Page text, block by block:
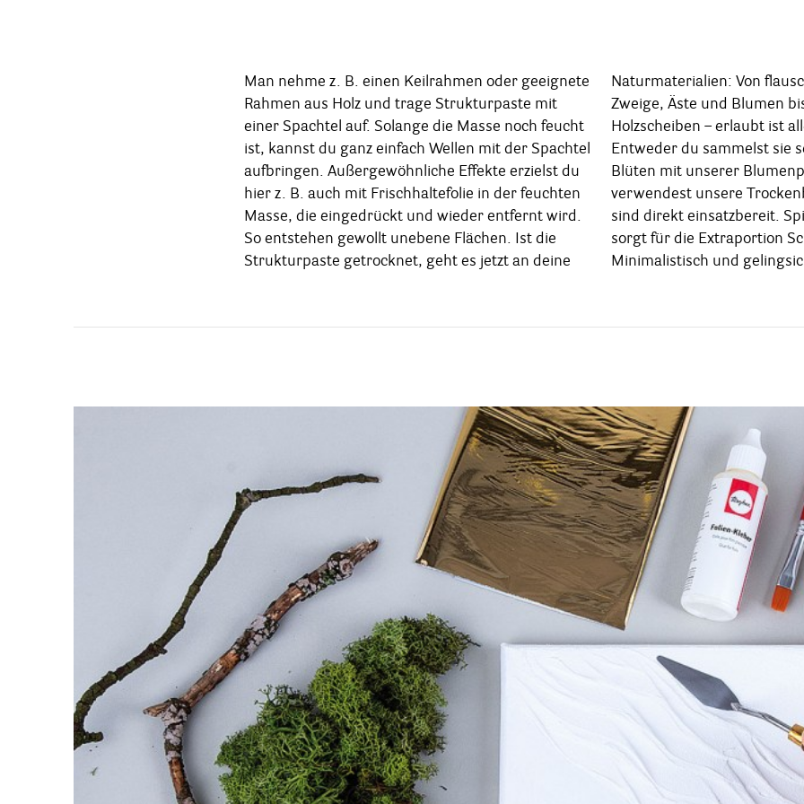
Man nehme z. B. einen Keilrahmen oder geeignete
Rahmen aus Holz und trage Strukturpaste mit
einer Spachtel auf. Solange die Masse noch feucht
ist, kannst du ganz einfach Wellen mit der Spachtel
aufbringen. Außergewöhnliche Effekte erzielst du
hier z. B. auch mit Frischhaltefolie in der feuchten
Masse, die eingedrückt und wieder entfernt wird.
So entstehen gewollt unebene Flächen. Ist die
Strukturpaste getrocknet, geht es jetzt an deine
Naturmaterialien: Von flauschigem Moos über
Zweige, Äste und Blumen bis hin zu kleinen
Holzscheiben – erlaubt ist alles, was gefällt!
Entweder du sammelst sie selbst und presst die
Blüten mit unserer Blumenpresse oder du
verwendest unsere Trockenblumen-Produkte. Sie
sind direkt einsatzbereit. Spiegelfolie aus Gold
sorgt für die Extraportion Schimmer und Glanz.
Minimalistisch und